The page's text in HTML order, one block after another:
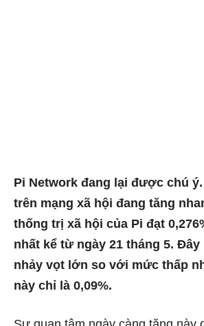
Pi Network đang lại được chú
trên mạng xã hội đang tăng
thống trị xã hội của Pi đạt
nhất kể từ ngày 21 tháng 5.
nhảy vọt lớn so với mức thấp
này chỉ là 0,09%.